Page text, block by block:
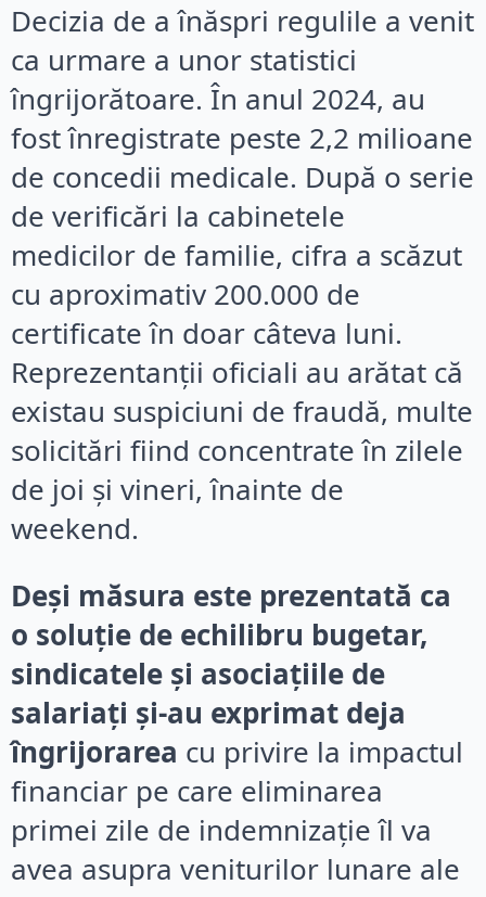
Decizia de a înăspri regulile a venit
ca urmare a unor statistici
îngrijorătoare. În anul 2024, au
fost înregistrate peste 2,2 milioane
de concedii medicale. După o serie
de verificări la cabinetele
medicilor de familie, cifra a scăzut
cu aproximativ 200.000 de
certificate în doar câteva luni.
Reprezentanții oficiali au arătat că
existau suspiciuni de fraudă, multe
solicitări fiind concentrate în zilele
de joi și vineri, înainte de
weekend.
Deși măsura este prezentată ca
o soluție de echilibru bugetar,
sindicatele și asociațiile de
salariați și-au exprimat deja
îngrijorarea cu privire la impactul
financiar pe care eliminarea
primei zile de indemnizație îl va
avea asupra veniturilor lunare ale